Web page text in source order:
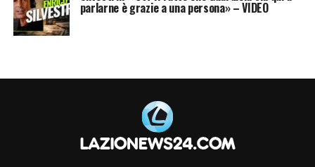
parlarne è grazie a una persona» – VIDEO